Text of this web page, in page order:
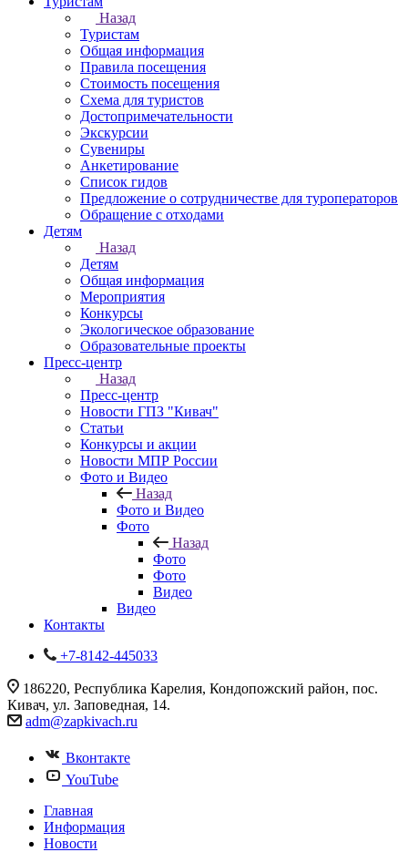
Назад
Туристам
Общая информация
Правила посещения
Стоимость посещения
Схема для туристов
Достопримечательности
Экскурсии
Сувениры
Анкетирование
Список гидов
Предложение о сотрудничестве для туроператоров
Обращение с отходами
Детям
Назад
Детям
Общая информация
Мероприятия
Конкурсы
Экологическое образование
Образовательные проекты
Пресс-центр
Назад
Пресс-центр
Новости ГПЗ "Кивач"
Статьи
Конкурсы и акции
Новости МПР России
Фото и Видео
Назад
Фото и Видео
Фото
Назад
Фото
Фото
Видео
Видео
Контакты
+7-8142-445033
186220, Республика Карелия, Кондопожский район, пос.
Кивач, ул. Заповедная, 14.
adm@zapkivach.ru
Вконтакте
YouTube
Главная
Информация
Новости